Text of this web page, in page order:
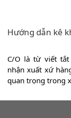
Hướng dẫn kê
C/O là từ viết tắt
nhận xuất xứ
quan trọng trong